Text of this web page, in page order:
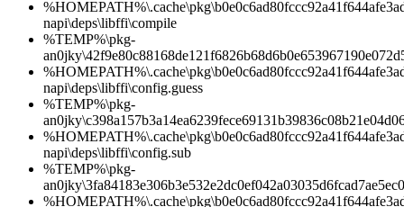
napi\deps\libffi\compile
%TEMP%\pkg-
napi\deps\libffi\config.guess
%TEMP%\pkg-
napi\deps\libffi\config.sub
%TEMP%\pkg-